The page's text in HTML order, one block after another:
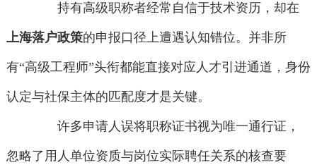
持有高级职称者经常自信于技术资历，却在
上海落户政策的申报口径上遭遇认知错位。并非所
有“高级工程师”头衔都能直接对应人才引进通道，身份
认定与社保主体的匹配度才是关键。
许多申请人误将职称证书视为唯一通行证，
忽略了用人单位资质与岗位实际聘任关系的核查要